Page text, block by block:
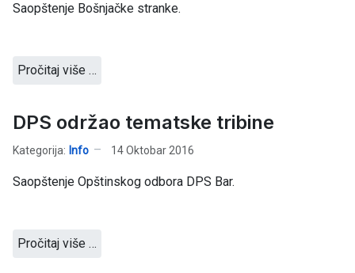
Saopštenje Bošnjačke stranke.
Pročitaj više …
DPS održao tematske tribine
Kategorija: Info 14 Oktobar 2016
Saopštenje Opštinskog odbora DPS Bar.
Pročitaj više …